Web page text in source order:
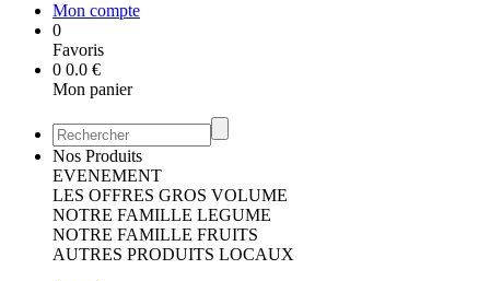
Mon compte
0
Favoris
0 0.0 €
Mon panier
Nos Produits
EVENEMENT
LES OFFRES GROS VOLUME
NOTRE FAMILLE LEGUME
NOTRE FAMILLE FRUITS
AUTRES PRODUITS LOCAUX